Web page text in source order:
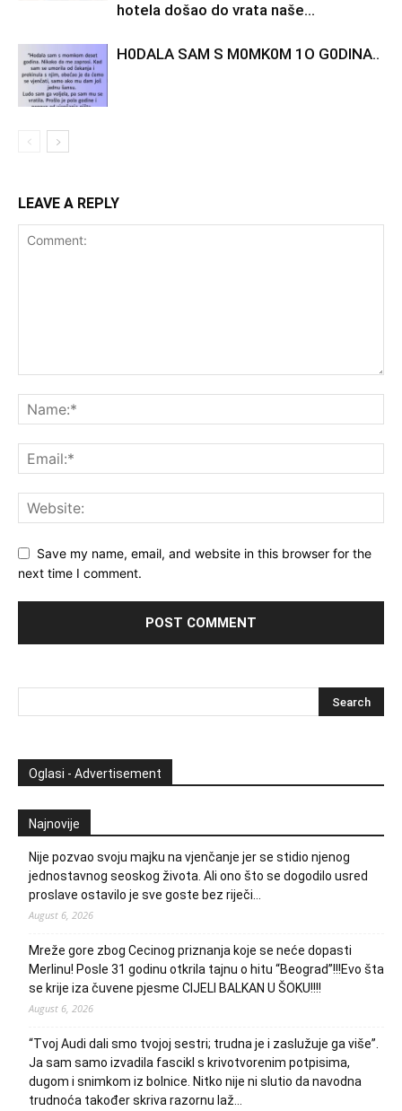
hotela došao do vrata naše...
H0DALA SAM S M0MK0M 1O G0DINA..
LEAVE A REPLY
Save my name, email, and website in this browser for the
next time I comment.
Oglasi - Advertisement
Najnovije
Nije pozvao svoju majku na vjenčanje jer se stidio njenog
jednostavnog seoskog života. Ali ono što se dogodilo usred
proslave ostavilo je sve goste bez riječi…
August 6, 2026
Mreže gore zbog Cecinog priznanja koje se neće dopasti
Merlinu! Posle 31 godinu otkrila tajnu o hitu “Beograd”!!!Evo šta
se krije iza čuvene pjesme CIJELI BALKAN U ŠOKU!!!!
August 6, 2026
“Tvoj Audi dali smo tvojoj sestri; trudna je i zaslužuje ga više”.
Ja sam samo izvadila fascikl s krivotvorenim potpisima,
dugom i snimkom iz bolnice. Nitko nije ni slutio da navodna
trudnoća također skriva razornu laž…